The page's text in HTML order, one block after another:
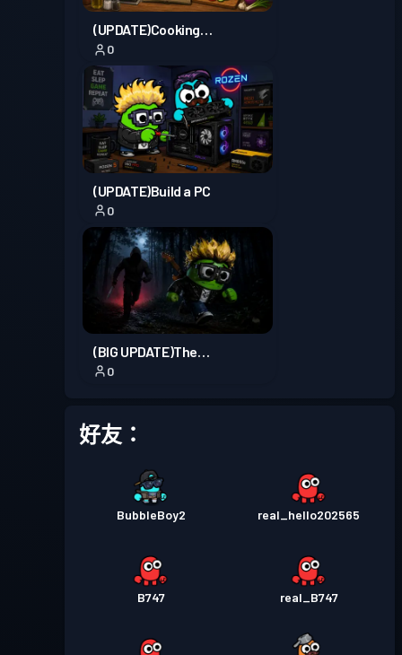
戰鬥通行證Season 2
戰鬥通行證 Season 1
(UPDATE)Cooking
simulator
0
(UPDATE)Build a PC
0
(BIG UPDATE)The
Forgotten.
0
好友：
BubbleBoy2 real_hello202565
B747 real_B747